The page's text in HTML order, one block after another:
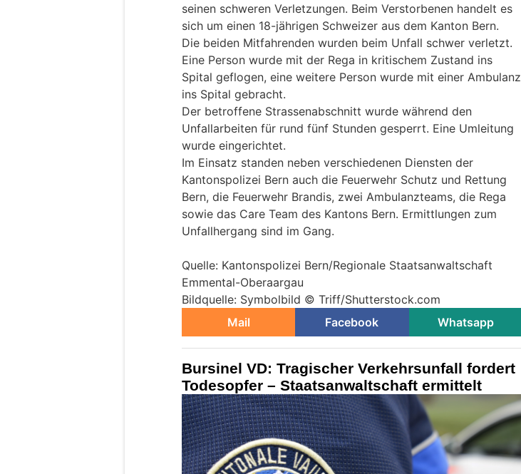
seinen schweren Verletzungen. Beim Verstorbenen handelt es
sich um einen 18-jährigen Schweizer aus dem Kanton Bern.
Die beiden Mitfahrenden wurden beim Unfall schwer verletzt.
Eine Person wurde mit der Rega in kritischem Zustand ins
Spital geflogen, eine weitere Person wurde mit einer Ambulanz
ins Spital gebracht.
Der betroffene Strassenabschnitt wurde während den
Unfallarbeiten für rund fünf Stunden gesperrt. Eine Umleitung
wurde eingerichtet.
Im Einsatz standen neben verschiedenen Diensten der
Kantonspolizei Bern auch die Feuerwehr Schutz und Rettung
Bern, die Feuerwehr Brandis, zwei Ambulanzteams, die Rega
sowie das Care Team des Kantons Bern. Ermittlungen zum
Unfallhergang sind im Gang.
Quelle: Kantonspolizei Bern/Regionale Staatsanwaltschaft
Emmental-Oberaargau
Bildquelle: Symbolbild © Triff/Shutterstock.com
Mail
Facebook Whatsapp
Bursinel VD: Tragischer Verkehrsunfall fordert
Todesopfer – Staatsanwaltschaft ermittelt